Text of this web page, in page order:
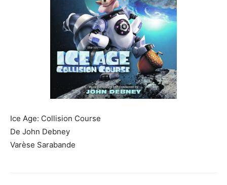
Ice Age: Collision Course
De John Debney
Varèse Sarabande